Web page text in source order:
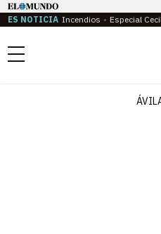
ES NOTICIA Incendios Especial
Menú